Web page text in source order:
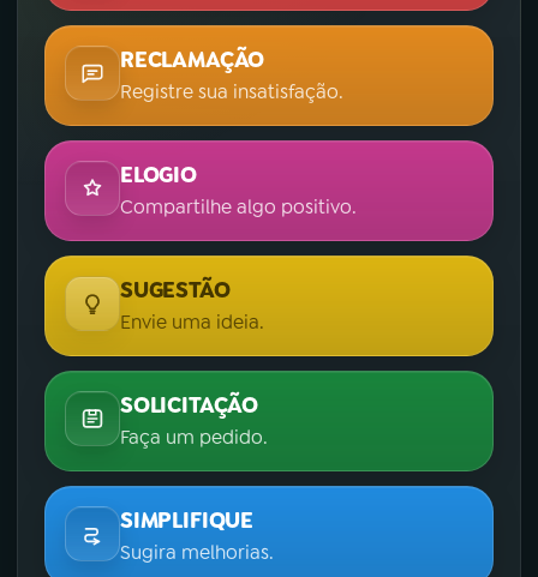
RECLAMAÇÃO
Registre sua insatisfação.
ELOGIO
Compartilhe algo positivo.
SUGESTÃO
Envie uma ideia.
SOLICITAÇÃO
Faça um pedido.
SIMPLIFIQUE
Sugira melhorias.